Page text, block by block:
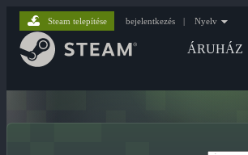
ÁRUHÁZ
Steam telepítése bejelentkezés | Nyelv